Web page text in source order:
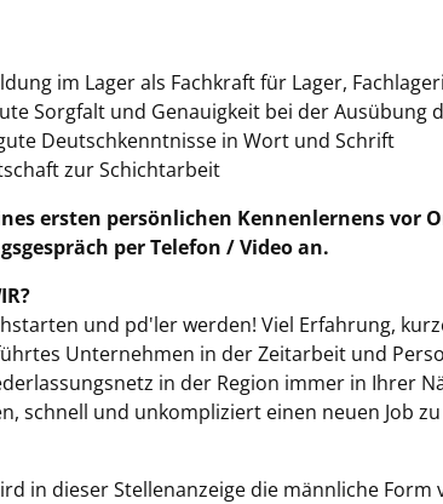
im Lager als Fachkraft für Lager,
Sorgfalt und Genauigkeit bei der Ausübung
Deutschkenntnisse in Wort und Schrift
zur Schichtarbeit
ersten persönlichen Kennenlernens vor
per Telefon / Video an.
und pd'ler werden! Viel Erfahrung,
Unternehmen in der Zeitarbeit und
in der Region immer in Ihrer
schnell und unkompliziert einen neuen Job
in dieser Stellenanzeige die männliche